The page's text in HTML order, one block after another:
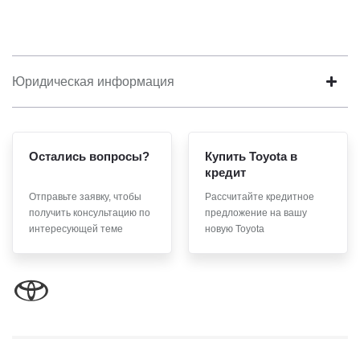
Юридическая информация
Остались вопросы?
Отправьте заявку, чтобы
получить консультацию по
интересующей теме
Купить Toyota в
кредит
Рассчитайте кредитное
предложение на вашу
новую Toyota